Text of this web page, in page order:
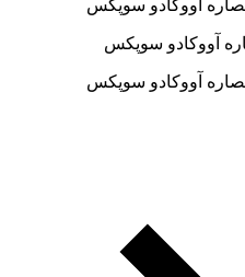
آووکادو سوپکس